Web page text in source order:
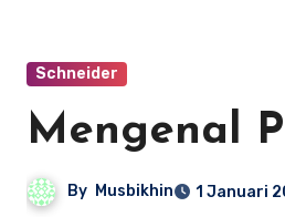
Schneider
Mengenal
By Musbikhin 1 Januari